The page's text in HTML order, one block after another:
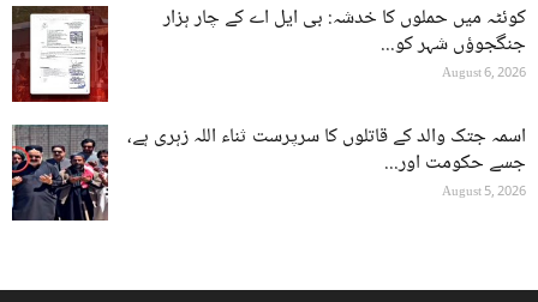
کوئٹہ میں حملوں کا خدشہ: بی ایل اے کے چار ہزار
جنگجوؤں شہر کو...
August 6, 2026
اسمہ جتک والد کے قاتلوں کا سرپرست ثناء اللہ زہری ہے،
جسے حکومت اور...
August 5, 2026